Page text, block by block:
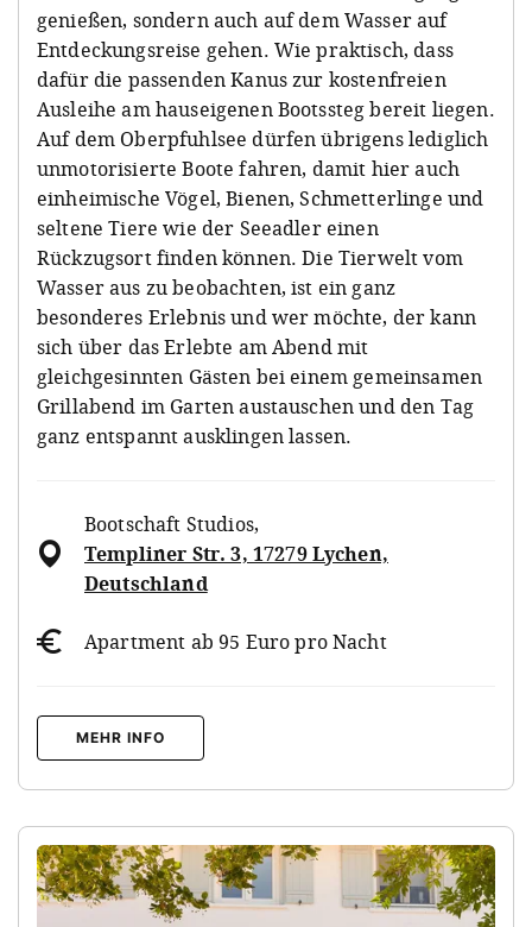
genießen, sondern auch auf dem Wasser auf
Entdeckungsreise gehen. Wie praktisch, dass
dafür die passenden Kanus zur kostenfreien
Ausleihe am hauseigenen Bootssteg bereit liegen.
Auf dem Oberpfuhlsee dürfen übrigens lediglich
unmotorisierte Boote fahren, damit hier auch
einheimische Vögel, Bienen, Schmetterlinge und
seltene Tiere wie der Seeadler einen
Rückzugsort finden können. Die Tierwelt vom
Wasser aus zu beobachten, ist ein ganz
besonderes Erlebnis und wer möchte, der kann
sich über das Erlebte am Abend mit
gleichgesinnten Gästen bei einem gemeinsamen
Grillabend im Garten austauschen und den Tag
ganz entspannt ausklingen lassen.
Bootschaft Studios,
Templiner Str. 3, 17279 Lychen,
Deutschland
Apartment ab 95 Euro pro Nacht
MEHR INFO